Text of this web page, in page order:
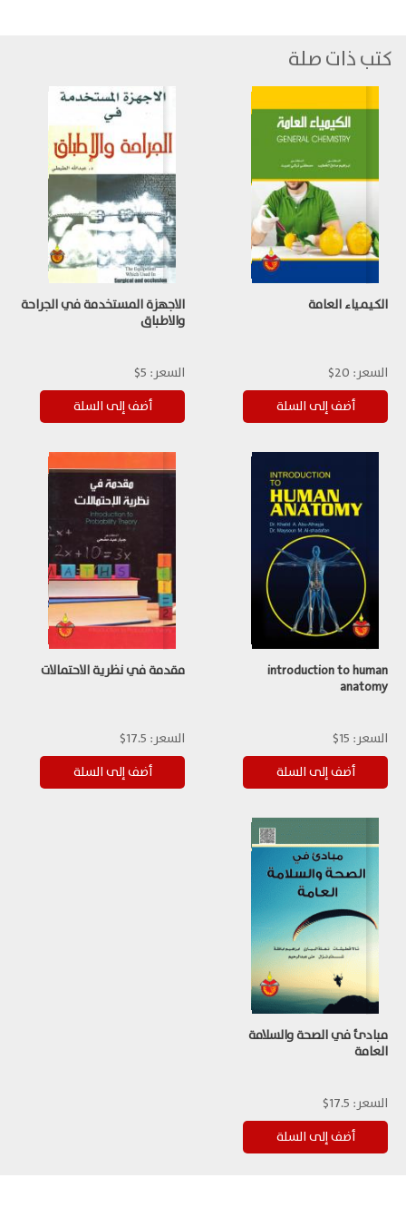
كتب ذات صلة
الكيمياء العامة
السعر: 20$
الاجهزة المستخدمة في الجراحة
والاطباق
السعر: 5$
introduction to human
anatomy
السعر: 15$
مقدمة في نظرية الاحتمالات
السعر: 17.5$
مبادئ في الصحة والسلامة
العامة
السعر: 17.5$